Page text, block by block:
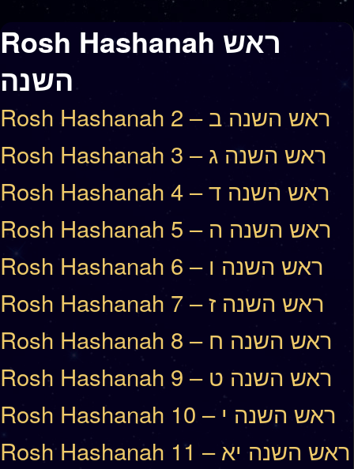
Rosh Hashanah ראש
השנה
Rosh Hashanah 2 – ראש השנה ב
Rosh Hashanah 3 – ראש השנה ג
Rosh Hashanah 4 – ראש השנה ד
Rosh Hashanah 5 – ראש השנה ה
Rosh Hashanah 6 – ראש השנה ו
Rosh Hashanah 7 – ראש השנה ז
Rosh Hashanah 8 – ראש השנה ח
Rosh Hashanah 9 – ראש השנה ט
Rosh Hashanah 10 – ראש השנה י
Rosh Hashanah 11 – ראש השנה יא